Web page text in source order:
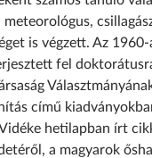
meteorológus,
is végzett. Az
fel
című
hetilapban írt
a magyarok